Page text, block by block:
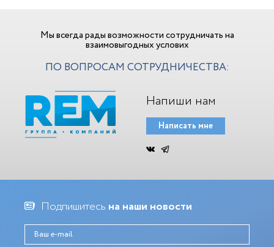
Мы всегда рады возможности сотрудничать на
взаимовыгодных услових
ПО ВОПРОСАМ СОТРУДНИЧЕСТВА:
Напиши нам
Написать мне
Подпишитесь на наши новости